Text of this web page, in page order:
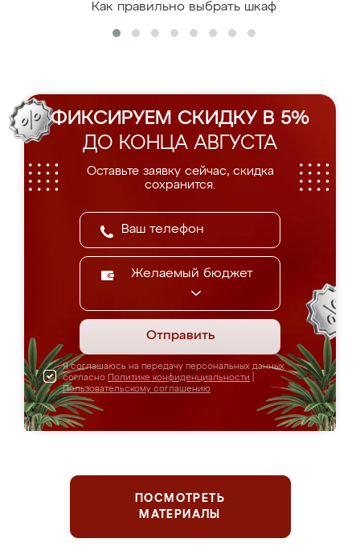
Как правильно выбрать шкаф
ФИКСИРУЕМ СКИДКУ В 5%
ДО КОНЦА АВГУСТА
Оставьте заявку сейчас, скидка
сохранится.
Желаемый бюджет
Отправить
Я соглашаюсь на передачу персональных данных
согласно Политике конфиденциальности
Пользовательскому соглашению
ПОСМОТРЕТЬ
МАТЕРИАЛЫ